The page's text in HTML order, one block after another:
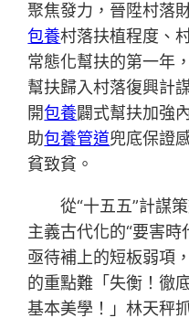
聚焦發力，晉陞村落
包養村落扶植程度、
常態化幫扶的第一年
幫扶歸入村落復興計
開包養闢式幫扶加強
助包養管道兜底保證
貧致貧。
從“十五五”計謀
主義古代化的“要害時
亟待補上的短板弱項
的重點難「失衡！徹
基本美學！」林天秤